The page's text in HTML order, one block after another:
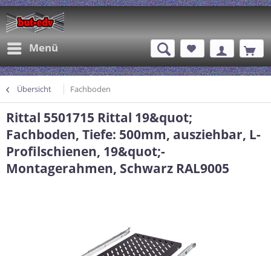
Menü
Übersicht Fachboden
Rittal 5501715 Rittal 19&quot;
Fachboden, Tiefe: 500mm, ausziehbar, L-
Profilschienen, 19&quot;-
Montagerahmen, Schwarz RAL9005